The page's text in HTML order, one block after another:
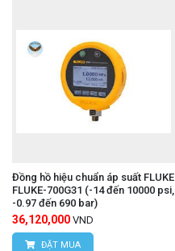
Đồng hồ hiệu chuẩn áp suất FLUKE
FLUKE-700G31 (-14 đến 10000 psi,
-0.97 đến 690 bar)
36,120,000 VND
ĐẶT MUA